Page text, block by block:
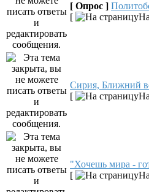
[ Опрос ]
[
Сирия, Ближний
[
"Хочешь мира -
[